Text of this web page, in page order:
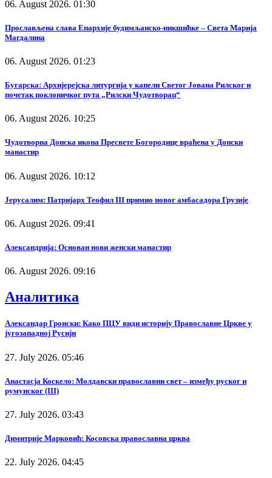
06. August 2026. 01:30
Прослављена слава Епархије будимљанско-никшићке – Света Марија
Магдалина
06. August 2026. 01:23
Бугарска: Архијерејска литургија у капели Светог Јована Рилског и
почетак поклоничког пута „Рилски Чудотворац“
06. August 2026. 10:25
Чудотворна Донска икона Пресвете Богородице враћена у Донски
манастир
06. August 2026. 10:12
Јерусалим: Патријарх Теофил III примио новог амбасадора Грузије
06. August 2026. 09:41
Александрија: Основан нови женски манастир
06. August 2026. 09:16
Аналитика
Александар Гронски: Како ПЦУ види историју Православне Цркве у
југозападној Русији
27. July 2026. 05:46
Анастасја Коскело: Молдавски православни свет – између руског и
румунског (III)
27. July 2026. 03:43
Димитрије Марковић: Косовска православна црква
22. July 2026. 04:45